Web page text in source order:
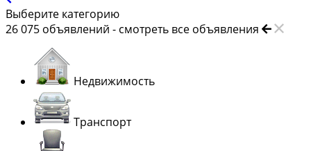
Выберите категорию
26 075 объявлений - смотреть все объявления
Недвижимость
Транспорт